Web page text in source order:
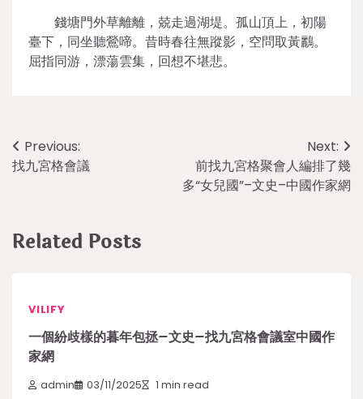
錢塘門外草離離，兢走過湖堤。孤山頂上，初陽
臺下，同坐聽鶯啼。昔時春往無蹤影，空問取黃鸝。
屈指同游，漂蕩雲集，回想不堪悲。
Post
navigation
Previous:
找九宮格會議
Next:
前找九宮格聚會人編排了幾
多“女兒國”–文史–中國作家網
Related Posts
VILIFY
一個紛歧樣的暮年包拯–文史–找九宮格會議室中國作
家網
admin 03/11/2025 1 min read